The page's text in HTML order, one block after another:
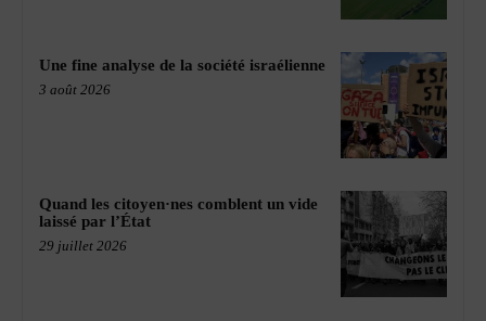
Une fine analyse de la société israélienne
3 août 2026
Quand les citoyen·nes comblent un vide
laissé par l’État
29 juillet 2026